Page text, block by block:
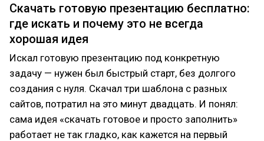
Скачать готовую презентацию бесплатно:
где искать и почему это не всегда
хорошая идея
Искал готовую презентацию под конкретную
задачу — нужен был быстрый старт, без долгого
создания с нуля. Скачал три шаблона с разных
сайтов, потратил на это минут двадцать. И понял:
сама идея «скачать готовое и просто заполнить»
работает не так гладко, как кажется на первый